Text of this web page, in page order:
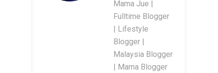
Mama Jue |
Fulltime Blogger
| Lifestyle
Blogger |
Malaysia Blogger
| Mama Blogger